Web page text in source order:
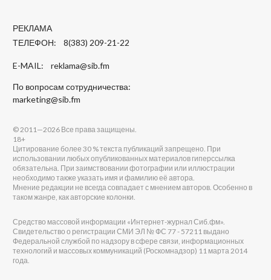
РЕКЛАМА
ТЕЛЕФОН: 8(383) 209-21-22
E-MAIL: reklama@sib.fm
По вопросам сотрудничества:
marketing@sib.fm
© 2011—2026 Все права защищены.
18+
Цитирование более 30 % текста публикаций запрещено. При
использовании любых опубликованных материалов гиперссылка
обязательна. При заимствовании фотографии или иллюстрации
необходимо также указать имя и фамилию её автора.
Мнение редакции не всегда совпадает с мнением авторов. Особенно в
таком жанре, как авторские колонки.
Средство массовой информации «Интернет-журнал Сиб.фм».
Свидетельство о регистрации СМИ ЭЛ № ФС 77 - 57211 выдано
Федеральной службой по надзору в сфере связи, информационных
технологий и массовых коммуникаций (Роскомнадзор) 11 марта 2014
года.